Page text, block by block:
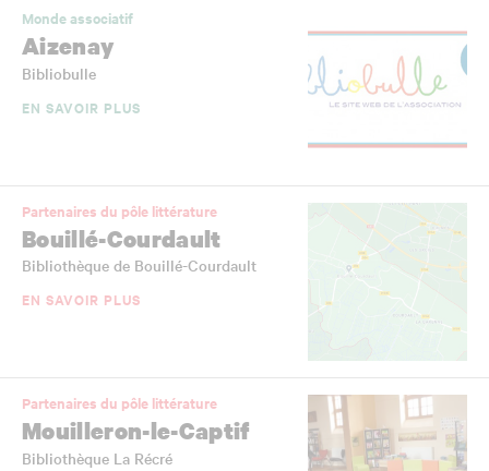
Monde associatif
Aizenay
Bibliobulle
EN SAVOIR PLUS
Partenaires du pôle littérature
Bouillé-Courdault
Bibliothèque de Bouillé-Courdault
EN SAVOIR PLUS
Partenaires du pôle littérature
Mouilleron-le-Captif
Bibliothèque La Récré